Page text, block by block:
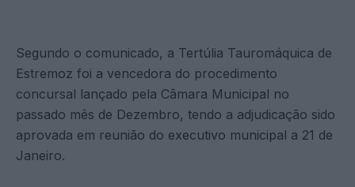
Segundo o comunicado, a Tertúlia Tauromáquica de
Estremoz foi a vencedora do procedimento
concursal lançado pela Câmara Municipal no
passado mês de Dezembro, tendo a adjudicação sido
aprovada em reunião do executivo municipal a 21 de
Janeiro.